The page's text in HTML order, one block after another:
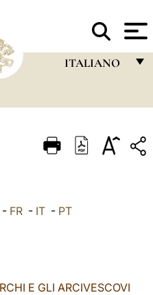
ITALIANO
ITALIANO
- FR - IT - PT
E GLI ARCIVESCOVI